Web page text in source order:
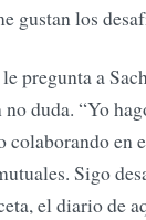
gustan los
pregunta a
duda. “Yo
colaborando en
Sigo
el diario de